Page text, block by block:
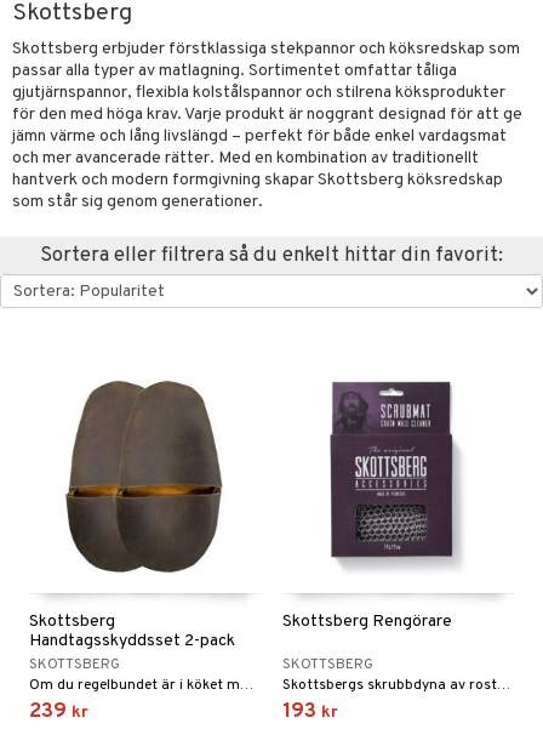
Skottsberg
Skottsberg erbjuder förstklassiga stekpannor och köksredskap som
passar alla typer av matlagning. Sortimentet omfattar tåliga
gjutjärnspannor, flexibla kolstålspannor och stilrena köksprodukter
för den med höga krav. Varje produkt är noggrant designad för att ge
jämn värme och lång livslängd – perfekt för både enkel vardagsmat
och mer avancerade rätter. Med en kombination av traditionellt
hantverk och modern formgivning skapar Skottsberg köksredskap
som står sig genom generationer.
Sortera eller filtrera så du enkelt hittar din favorit:
Skottsberg
Handtagsskyddsset 2-pack
SKOTTSBERG
Om du regelbundet är i köket måste du ibland ta en het panna från spisen eller bära en panna eller bakform till middagsbordet.
239 kr
Skottsberg Rengörare
SKOTTSBERG
Skottsbergs skrubbdyna av rostfritt stål, är idealisk för rengöring av dina gjutjärns- och kolstålspannor.
193 kr
& Korgar
& Skulpturer
Art
& Doftspridare
& Hyllor
& Krokar
& Korgar
& Ljusstakar
kök
& Städning
& Avecglas
& Cognacglas
Kastruller
Te & Espresso
& Elvispar
maskiner
och Brynen
& Grönsaksknivar
& Täcken
& Täcken
& Matare
svar